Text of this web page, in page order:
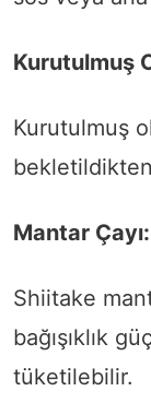
Kurutulmuş
Kurutulmuş
Mantar Çayı:
Shiitake
bağışıklık
tüketilebilir.